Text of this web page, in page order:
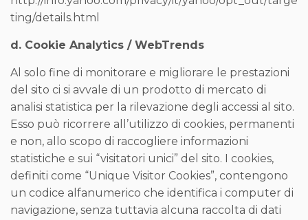
ting/details.html
d. Cookie Analytics / WebTrends
Al solo fine di monitorare e migliorare le prestazioni
del sito ci si avvale di un prodotto di mercato di
analisi statistica per la rilevazione degli accessi al sito.
Esso può ricorrere all’utilizzo di cookies, permanenti
e non, allo scopo di raccogliere informazioni
statistiche e sui “visitatori unici” del sito. I cookies,
definiti come “Unique Visitor Cookies”, contengono
un codice alfanumerico che identifica i computer di
navigazione, senza tuttavia alcuna raccolta di dati